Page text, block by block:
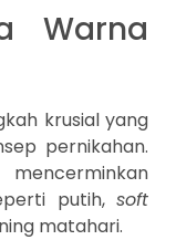
Warna
krusial yang
pernikahan.
putih, soft
matahari.